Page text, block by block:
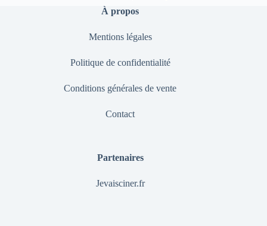
À propos
Mentions légales
Politique de confidentialité
Conditions générales de vente
Contact
Partenaires
Jevaisciner.fr